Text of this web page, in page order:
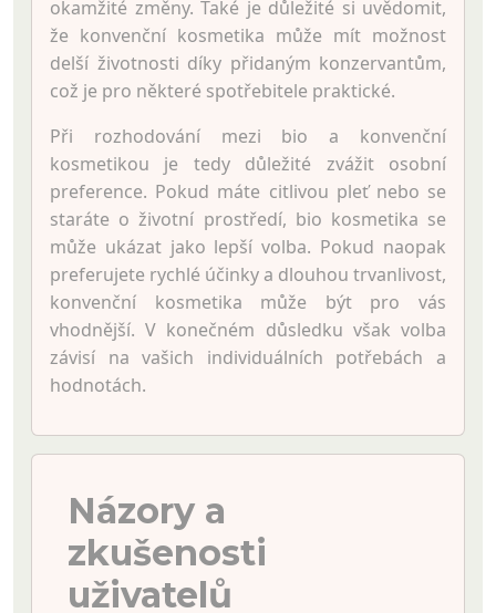
okamžité změny. Také je důležité si uvědomit,
že konvenční kosmetika může mít možnost
delší životnosti díky přidaným konzervantům,
což je pro některé spotřebitele praktické.
Při rozhodování mezi bio a konvenční
kosmetikou je tedy důležité zvážit osobní
preference. Pokud máte citlivou pleť nebo se
staráte o životní prostředí, bio kosmetika se
může ukázat jako lepší volba. Pokud naopak
preferujete rychlé účinky a dlouhou trvanlivost,
konvenční kosmetika může být pro vás
vhodnější. V konečném důsledku však volba
závisí na vašich individuálních potřebách a
hodnotách.
Názory a
zkušenosti
uživatelů